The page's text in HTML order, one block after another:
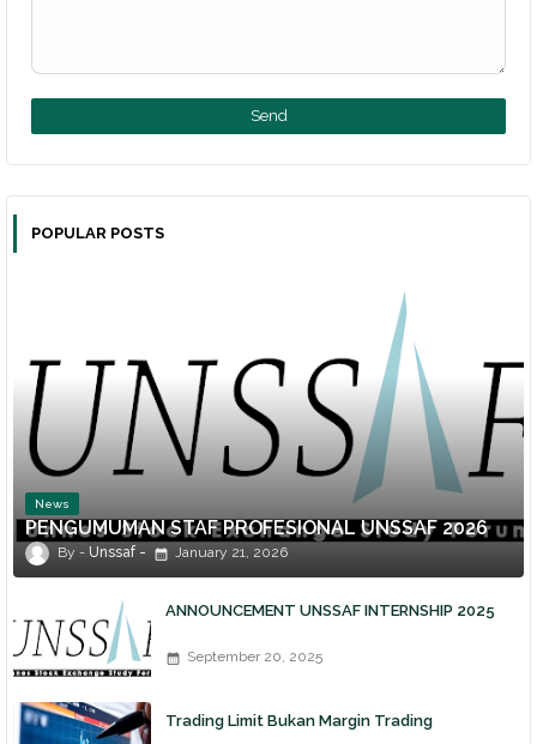
POPULAR POSTS
News
PENGUMUMAN STAF PROFESIONAL UNSSAF 2026
Unssaf January 21, 2026
ANNOUNCEMENT UNSSAF INTERNSHIP 2025
September 20, 2025
Trading Limit Bukan Margin Trading